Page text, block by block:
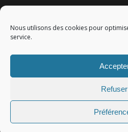
Nous utilisons des cookies pour
service.
Refuser
Mentions légales|All